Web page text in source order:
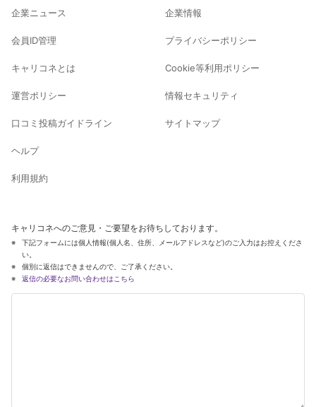
企業ニュース
会員ID管理
キャリコネとは
運営ポリシー
口コミ投稿ガイドライン
ヘルプ
利用規約
企業情報
プライバシーポリシー
Cookie等利用ポリシー
情報セキュリティ
サイトマップ
キャリコネへのご意見・ご要望をお待ちしております。
下記フォームには個人情報(個人名、住所、メールアドレスなど)のご入力はお控えくださ
い。
個別に返信はできませんので、ご了承ください。
返信の必要なお問い合わせはこちら